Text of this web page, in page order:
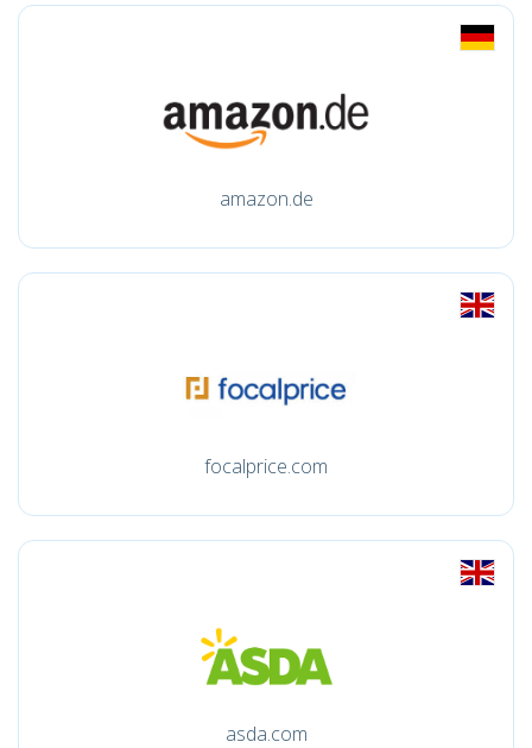
amazon.de
focalprice.com
asda.com